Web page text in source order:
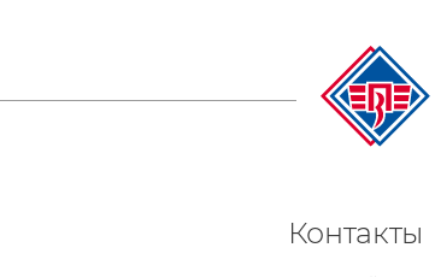
Контакты